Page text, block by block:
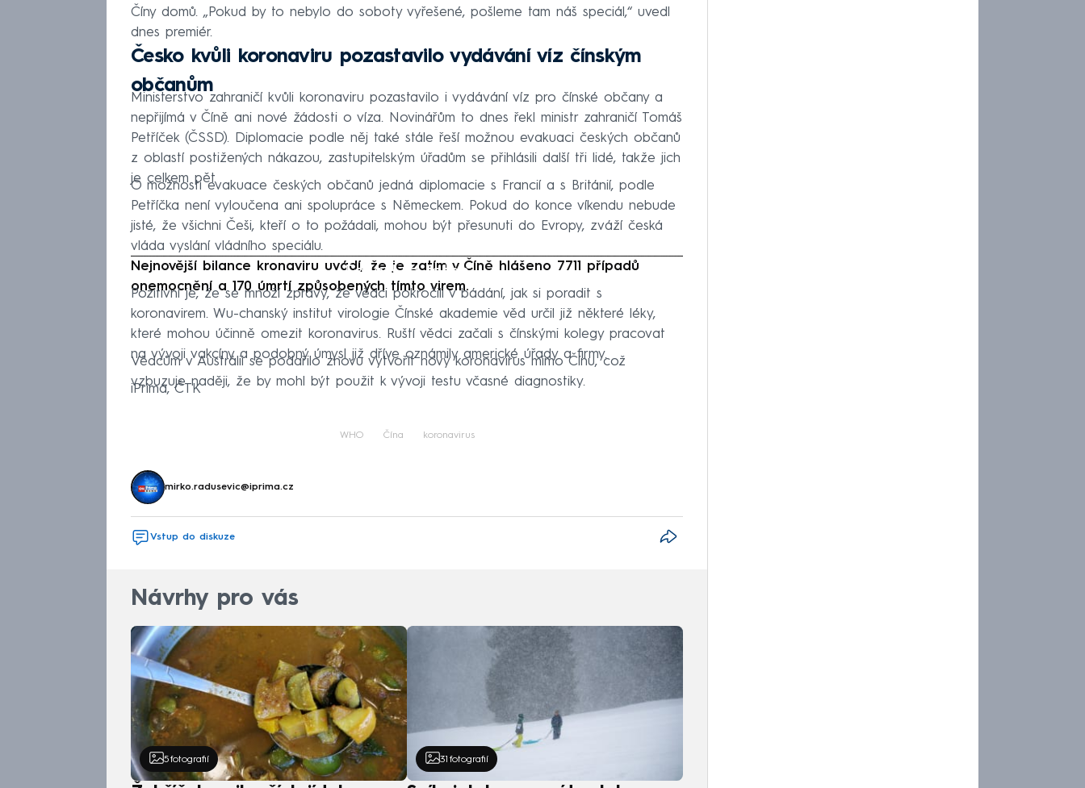
Číny domů. „Pokud by to nebylo do soboty vyřešené, pošleme tam náš speciál,“ uvedl
dnes premiér.
Česko kvůli koronaviru pozastavilo vydávání víz čínským
občanům
Ministerstvo zahraničí kvůli koronaviru pozastavilo i vydávání víz pro čínské občany a
nepřijímá v Číně ani nové žádosti o víza. Novinářům to dnes řekl ministr zahraničí Tomáš
Petříček (ČSSD). Diplomacie podle něj také stále řeší možnou evakuaci českých občanů
z oblastí postižených nákazou, zastupitelským úřadům se přihlásili další tři lidé, takže jich
je celkem pět.
O možnosti evakuace českých občanů jedná diplomacie s Francií a s Británií, podle
Petříčka není vyloučena ani spolupráce s Německem. Pokud do konce víkendu nebude
jisté, že všichni Češi, kteří o to požádali, mohou být přesunuti do Evropy, zváží česká
vláda vyslání vládního speciálu.
Failed to fetch
Nejnovější bilance kronaviru uvádí, že je zatím v Číně hlášeno 7711 případů
onemocnění a 170 úmrtí způsobených tímto virem.
Pozitivní je, že se množí zprávy, že vědci pokročili v bádání, jak si poradit s
koronavirem. Wu-chanský institut virologie Čínské akademie věd určil již některé léky,
které mohou účinně omezit koronavirus. Ruští vědci začali s čínskými kolegy pracovat
na vývoji vakcíny a podobný úmysl již dříve oznámily americké úřady a firmy.
Vědcům v Austrálii se podařilo znovu vytvořit nový koronavirus mimo Čínu, což
vzbuzuje naději, že by mohl být použit k vývoji testu včasné diagnostiky.
iPrima, ČTK
WHO Čína koronavirus
mirko.radusevic@iprima.cz
Vstup do diskuze
Návrhy pro vás
5 fotografií 31 fotografií